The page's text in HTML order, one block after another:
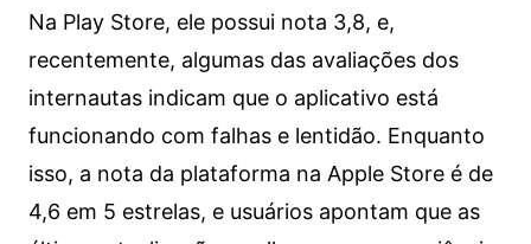
Na Play Store, ele possui nota 3,8, e,
recentemente, algumas das avaliações dos
internautas indicam que o aplicativo está
funcionando com falhas e lentidão. Enquanto
isso, a nota da plataforma na Apple Store é de
4,6 em 5 estrelas, e usuários apontam que as